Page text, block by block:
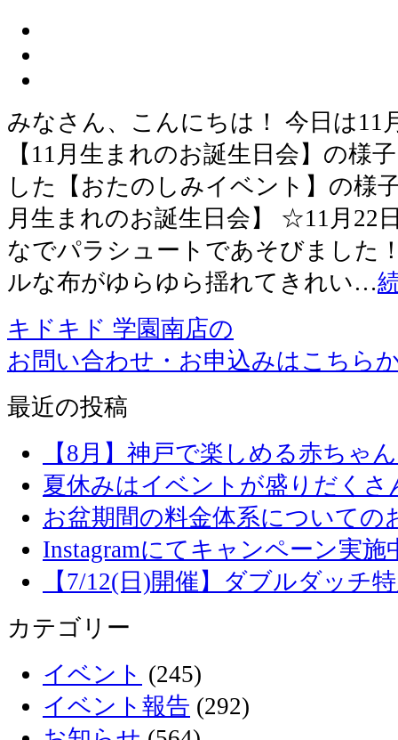
みなさん、こんにちは！ 今日は11
【11月生まれのお誕生日会】の様
した【おたのしみイベント】の様
月生まれのお誕生日会】 ☆11月22
なでパラシュートであそびました
ルな布がゆらゆら揺れてきれい…
キドキド 学園南店の
お問い合わせ・お申込みはこちら
最近の投稿
【8月】神戸で楽しめる赤ちゃ
夏休みはイベントが盛りだくさ
お盆期間の料金体系についての
Instagramにてキャンペーン実施
【7/12(日)開催】ダブルダッチ
カテゴリー
イベント (245)
イベント報告 (292)